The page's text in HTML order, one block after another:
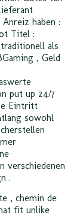
haben :
Titel :
als
, Geld
put up 24/7
Eintritt
sowohl
verschiedenen
.
, chemin de
fit unlike